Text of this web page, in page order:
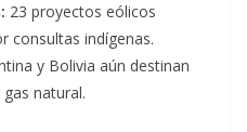
23 proyectos eólicos
consultas indígenas.
y Bolivia aún destinan
natural.